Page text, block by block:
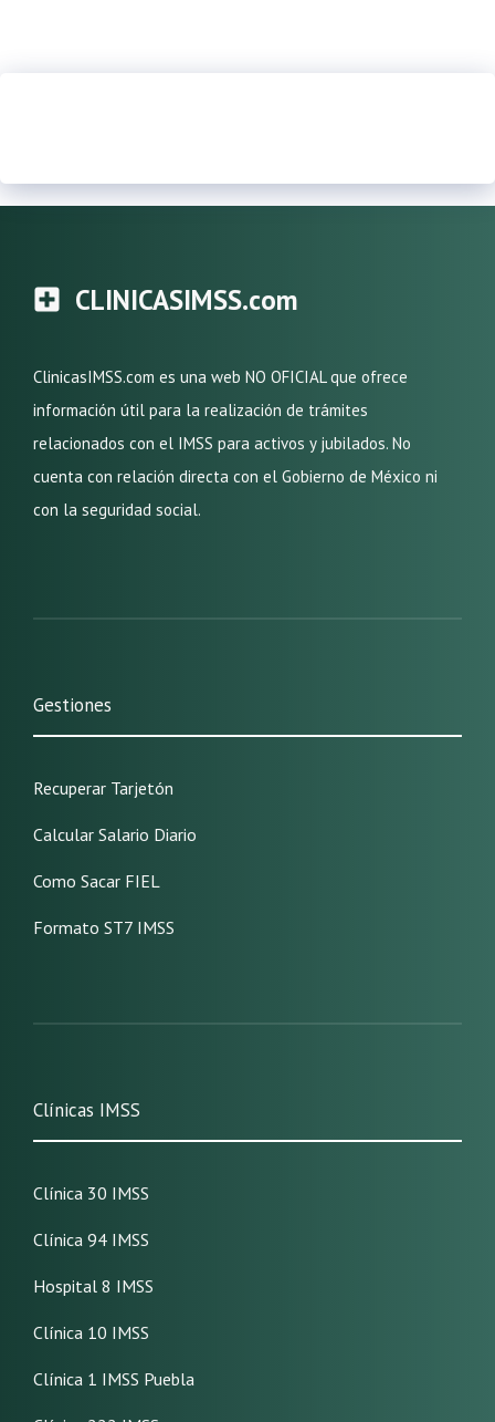
CLINICASIMSS.com
ClinicasIMSS.com es una web NO OFICIAL que ofrece
información útil para la realización de trámites
relacionados con el IMSS para activos y jubilados. No
cuenta con relación directa con el Gobierno de México ni
con la seguridad social.
Gestiones
Recuperar Tarjetón
Calcular Salario Diario
Como Sacar FIEL
Formato ST7 IMSS
Clínicas IMSS
Clínica 30 IMSS
Clínica 94 IMSS
Hospital 8 IMSS
Clínica 10 IMSS
Clínica 1 IMSS Puebla